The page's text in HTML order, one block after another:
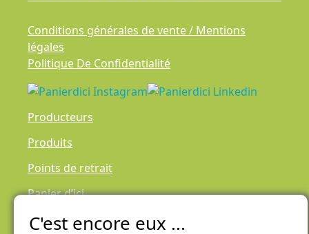
Conditions générales de vente / Mentions
légales
Politique De Confidentialité
Producteurs
Produits
Points de retrait
Panier d’ici
Laiteries Réunies Genève
C'est encore eux ...